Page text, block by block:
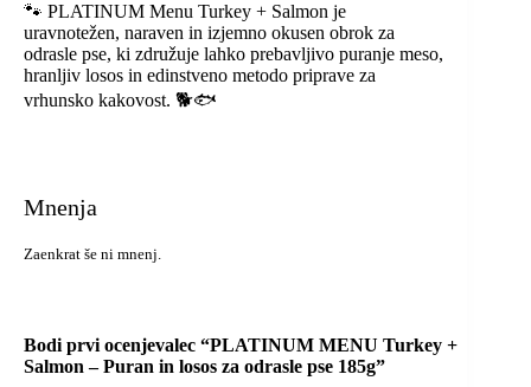
🐾 PLATINUM Menu Turkey + Salmon je
uravnotežen, naraven in izjemno okusen obrok za
odrasle pse, ki združuje lahko prebavljivo puranje meso,
hranljiv losos in edinstveno metodo priprave za
vrhunsko kakovost. 🐕🐟
Mnenja
Zaenkrat še ni mnenj.
Bodi prvi ocenjevalec “PLATINUM MENU Turkey +
Salmon – Puran in losos za odrasle pse 185g”